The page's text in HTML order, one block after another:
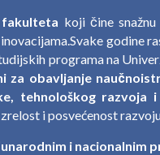
fakulteta koji čine
godine
programa na
za obavljanje
tehnološkog razvoja i
i posvećenost
i nacionalnim